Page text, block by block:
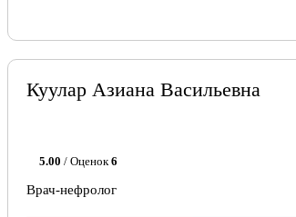
Куулар Азиана Васильевна
5.00 / Оценок6
Врач-нефролог